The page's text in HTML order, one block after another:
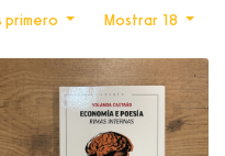
Mostrar 18
primero